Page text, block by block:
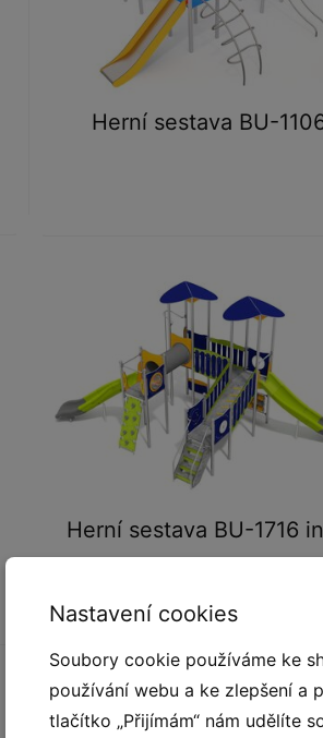
Herní sestava BU-
Herní sestava BU-1716
Nastavení cookies
Soubory cookie používáme ke
používání webu a ke zlepšení a
tlačítko „Přijímám“ nám udělíte